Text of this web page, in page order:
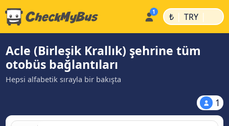
₺ | TRY |
Acle (Birleşik Krallık) şehrine tüm
otobüs bağlantıları
Hepsi alfabetik sırayla bir bakışta
1